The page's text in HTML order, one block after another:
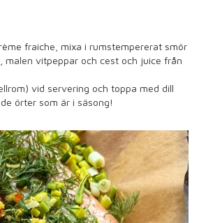
fraiche, mixa i rumstempererat smör
malen vitpeppar och cest och juice från
vid servering och toppa med dill
örter som är i säsong!